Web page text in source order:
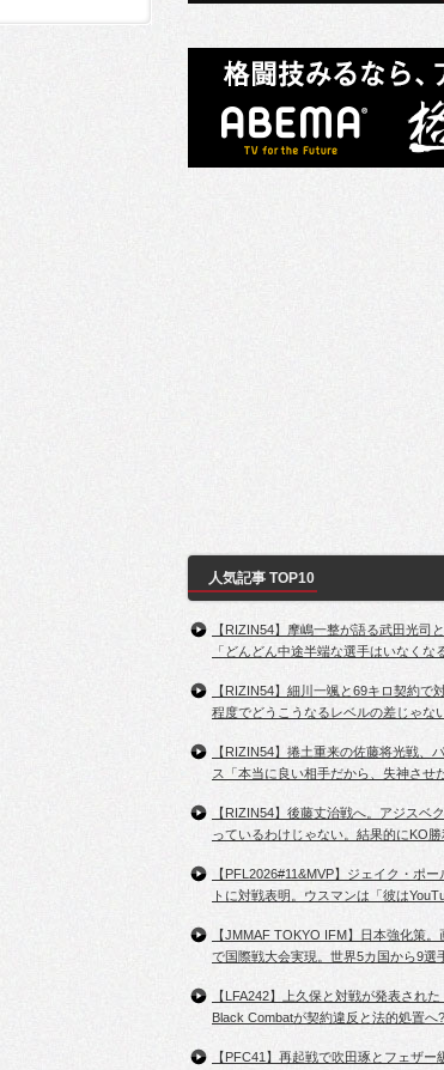
人気記事 TOP10
【RIZIN54】摩嶋一整が語る武田光司
「どんどん中途半端な選手はいなくな
【RIZIN54】細川一颯と69キロ契約で
程度でどうこうなるレベルの差じゃない
【RIZIN54】捲土重来の佐藤将光戦、
ス「本当に良い相手だから、失神させ
【RIZIN54】後藤丈治戦へ。アジスベ
っているわけじゃない。結果的にKO勝
【PFL2026#11&MVP】ジェイク・ポ
トに対戦表明。ウスマンは「彼は
【JMMAF TOKYO IFM】日本強化策
で国際戦大会実現。世界5カ国から9選
【LFA242】上久保と対戦が発表された
Black Combatが契約違反と法的処置へ
【PFC41】再起戦で吹田琢とフェザー